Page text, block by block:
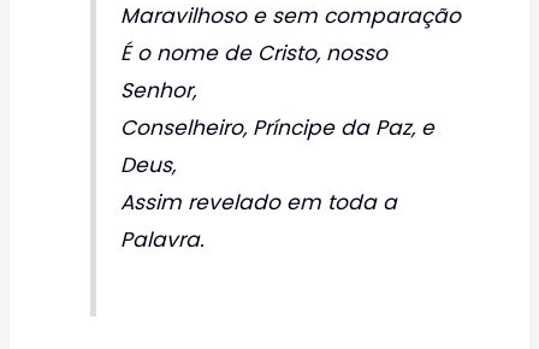
Maravilhoso e sem comparação
É o nome de Cristo, nosso
Senhor,
Conselheiro, Príncipe da Paz, e
Deus,
Assim revelado em toda a
Palavra.